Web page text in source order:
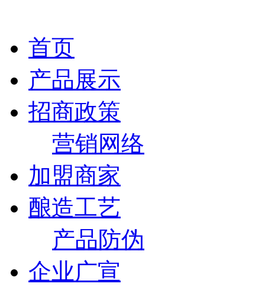
首页
产品展示
招商政策
营销网络
加盟商家
酿造工艺
产品防伪
企业广宣